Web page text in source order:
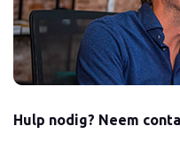
Hulp nodig? Neem